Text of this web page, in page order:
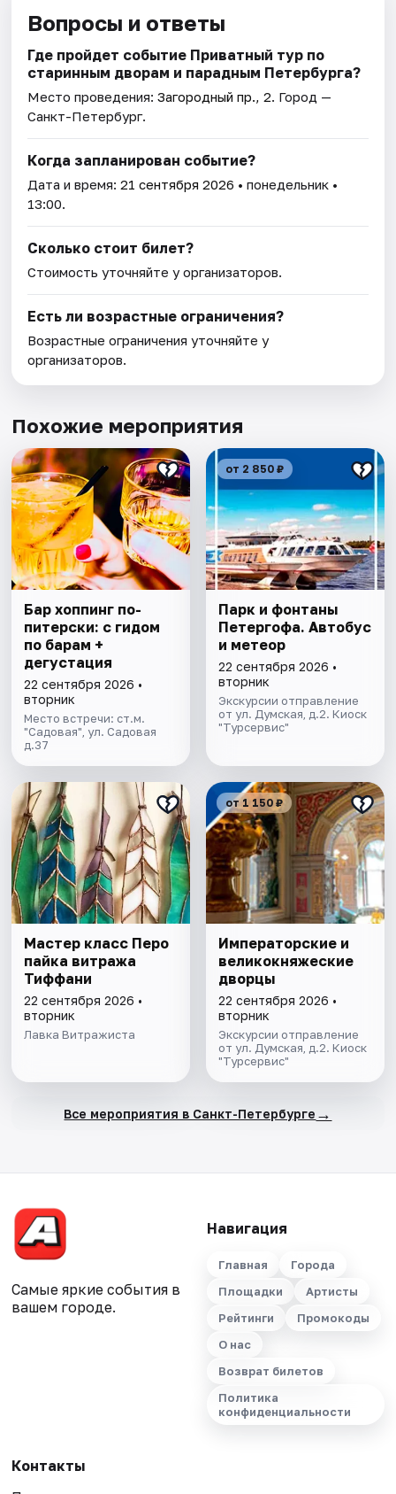
Вопросы и ответы
Где пройдет событие Приватный тур по
старинным дворам и парадным Петербурга?
Место проведения:Загородный пр., 2. Город —
Санкт-Петербург.
Когда запланирован событие?
Дата и время:21 сентября 2026 • понедельник •
13:00.
Сколько стоит билет?
Стоимость уточняйте у организаторов.
Есть ли возрастные ограничения?
Возрастные ограничения уточняйте у
организаторов.
Похожие мероприятия
Бар хоппинг по-
питерски: с гидом
по барам +
дегустация
22 сентября 2026 •
вторник
Место встречи: ст.м.
"Садовая", ул. Садовая
д.37
от 2 850 ₽
Парк и фонтаны
Петергофа. Автобус
и метеор
22 сентября 2026 •
вторник
Экскурсии отправление
от ул. Думская, д.2. Киоск
"Турсервис"
Мастер класс Перо
пайка витража
Тиффани
22 сентября 2026 •
вторник
Лавка Витражиста
от 1 150 ₽
Императорские и
великокняжеские
дворцы
22 сентября 2026 •
вторник
Экскурсии отправление
от ул. Думская, д.2. Киоск
"Турсервис"
Все мероприятия в Санкт-Петербурге →
Самые яркие события в
вашем городе.
Навигация
Главная
Города
Площадки
Артисты
Рейтинги
Промокоды
О нас
Возврат билетов
Политика
конфиденциальности
Контакты